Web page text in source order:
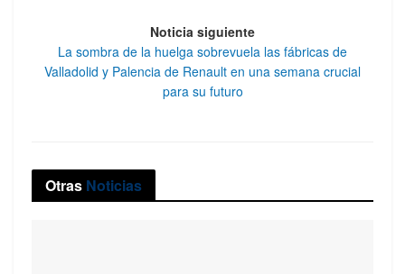
Noticia siguiente
La sombra de la huelga sobrevuela las fábricas de
Valladolid y Palencia de Renault en una semana crucial
para su futuro
Otras Noticias